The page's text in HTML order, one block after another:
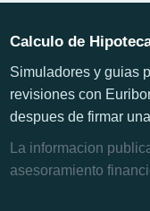
Calculo de
Simuladores y guias
revisiones con
despues de firmar
La informacion
asesoramiento